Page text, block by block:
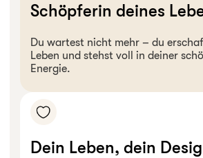
Schöpferin deines
Du wartest nicht mehr – du
Leben und stehst voll in deiner
Energie.
Dein Leben, dein